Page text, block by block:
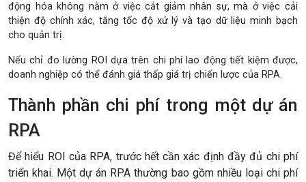
động hóa không nằm ở việc cắt giảm nhân sự, mà ở việc cải
thiện độ chính xác, tăng tốc độ xử lý và tạo dữ liệu minh bạch
cho quản trị.
Nếu chỉ đo lường ROI dựa trên chi phí lao động tiết kiệm được,
doanh nghiệp có thể đánh giá thấp giá trị chiến lược của RPA.
Thành phần chi phí trong một dự án
RPA
Để hiểu ROI của RPA, trước hết cần xác định đầy đủ chi phí
triển khai. Một dự án RPA thường bao gồm nhiều loại chi phí